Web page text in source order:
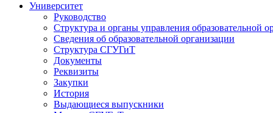
Университет
Руководство
Структура и органы управления образовательной
Сведения об образовательной организации
Структура СГУГиТ
Документы
Реквизиты
Закупки
История
Выдающиеся выпускники